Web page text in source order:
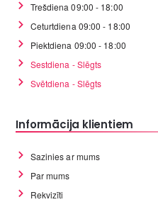
Trešdiena 09:00 - 18:00
Ceturtdiena 09:00 - 18:00
Piektdiena 09:00 - 18:00
Sestdiena - Slēgts
Svētdiena - Slēgts
Informācija klientiem
Sazinies ar mums
Par mums
Rekvizīti